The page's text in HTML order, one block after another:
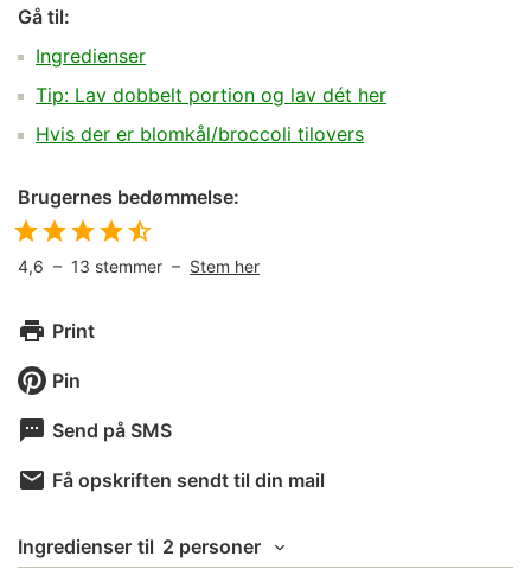
Gå til:
Ingredienser
Tip: Lav dobbelt portion og lav dét her
Hvis der er blomkål/broccoli tilovers
Brugernes bedømmelse:
4,6 – 13 stemmer – Stem her
Print
Pin
Send på SMS
Få opskriften sendt til din mail
Ingredienser til 2 personer